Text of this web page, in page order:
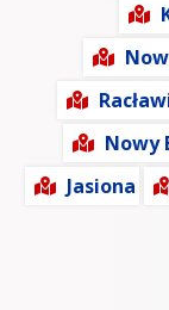
Nowy
Jasiona